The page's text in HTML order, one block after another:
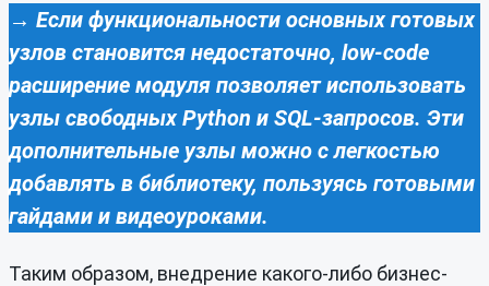
→ Если функциональности основных готовых
узлов становится недостаточно, low-code
расширение модуля позволяет использовать
узлы свободных Python и SQL-запросов. Эти
дополнительные узлы можно с легкостью
добавлять в библиотеку, пользуясь готовыми
гайдами и видеоуроками.
Таким образом, внедрение какого-либо бизнес-